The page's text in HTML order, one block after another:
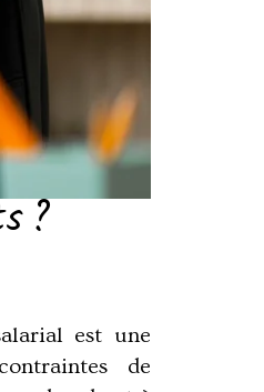
?
est une
de